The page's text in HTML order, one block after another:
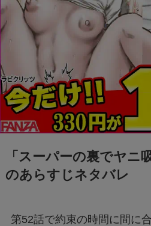
「スーパーの裏でヤニ
のあらすじネタバレ
第52話で約束の時間に間に